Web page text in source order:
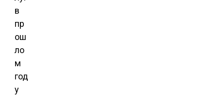
в
пр
ош
ло
м
год
у